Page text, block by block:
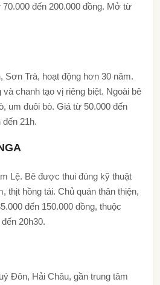
đến 200.000 đồng. Mở từ
Sơn Trà, hoạt động hơn 30 năm.
chanh tạo vị riêng biệt. Ngoài bê
um đuôi bò. Giá từ 50.000 đến
21h.
Lệ. Bê được thui đúng kỹ thuật
thịt hồng tái. Chủ quán thân thiện,
đến 150.000 đồng, thuộc
20h30.
Đôn, Hải Châu, gần trung tâm